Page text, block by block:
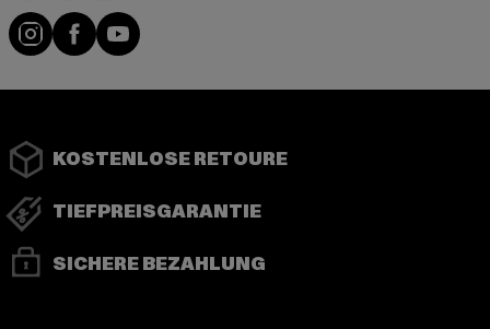
Instagram
FacebookYouTube
KOSTENLOSE RETOURE
TIEFPREISGARANTIE
SICHERE BEZAHLUNG